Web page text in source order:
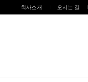
회사소개 오시는 길